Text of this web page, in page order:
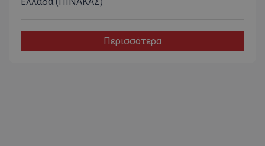
Περισσότερα